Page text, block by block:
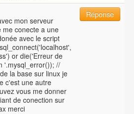
mon serveur
me conecte a une
avec le script
or die('Erreur de
'.mysql_error()); //
la base sur linux je
c'est une autre
vous me donner
de conection sur
merci
Réponse